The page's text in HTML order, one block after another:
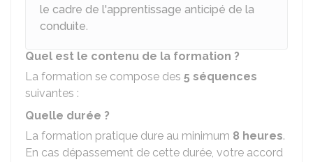
le cadre de l'apprentissage anticipé de la
conduite.
Quel est le contenu de la formation ?
La formation se compose des 5 séquences
suivantes :
Quelle durée ?
La formation pratique dure au minimum 8 heures.
En cas dépassement de cette durée, votre accord